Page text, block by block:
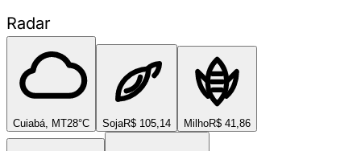
Radar
Cuiabá, MT28°C SojaR$ 105,14 MilhoR$ 41,86